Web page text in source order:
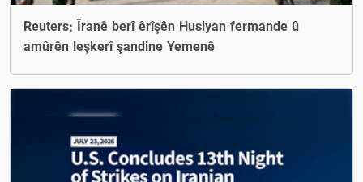
Reuters: Îranê berî êrîşên Husiyan fermande û
amûrên leşkerî şandine Yemenê